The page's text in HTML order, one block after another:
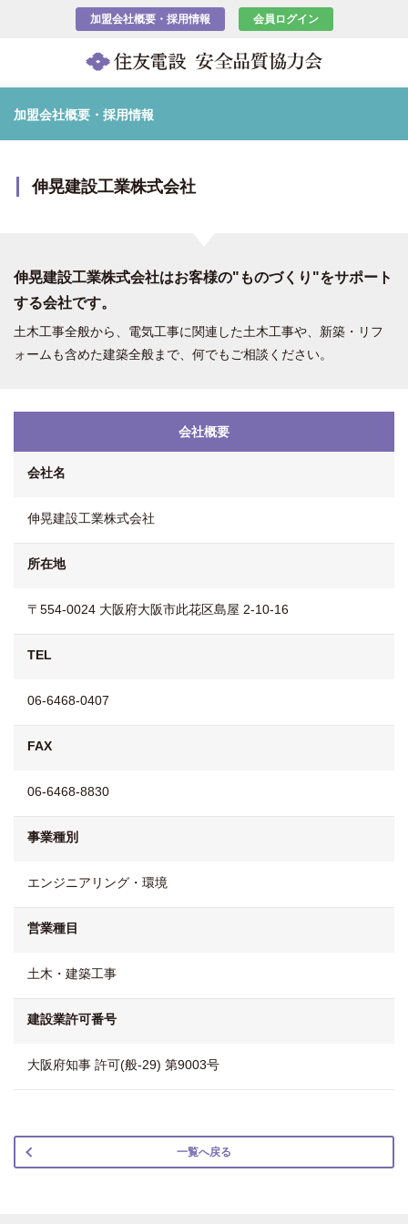
加盟会社概要・採用情報 会員ログイン
加盟会社概要・採用情報
伸晃建設工業株式会社
伸晃建設工業株式会社はお客様の"ものづくり"をサポート
する会社です。
土木工事全般から、電気工事に関連した土木工事や、新築・リフ
ォームも含めた建築全般まで、何でもご相談ください。
会社概要
会社名
伸晃建設工業株式会社
所在地
〒554-0024 大阪府大阪市此花区島屋 2-10-16
TEL
06-6468-0407
FAX
06-6468-8830
事業種別
エンジニアリング・環境
営業種目
土木・建築工事
建設業許可番号
大阪府知事 許可(般-29) 第9003号
一覧へ戻る